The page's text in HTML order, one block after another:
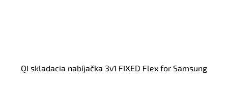
QI skladacia nabíjačka 3v1 FIXED Flex for Samsung